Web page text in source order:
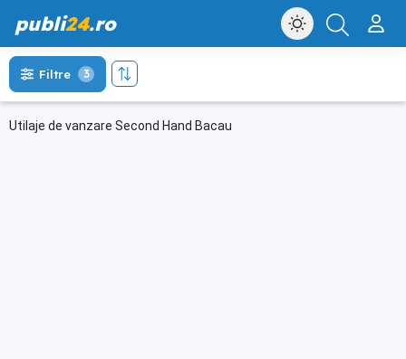
publi24.ro
Utilaje de vanzare Second Hand Bacau
Filtre 3